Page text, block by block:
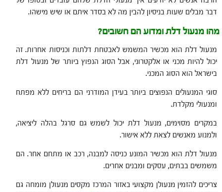
דבר מבלים שעות בניסיון להבין מה לא בסדר איתם או שיש מישהו.
מהו מנעול דלת ומדוע הם חשובים?
מנעול דלת הוא מכשיר המשמש לאבטחת דלתות וכניסות אחרות. זה
יכול להיות מכני או אלקטרוני, אבל הסוג הנפוץ ביותר של מנעול דלת
בישראל הוא הסוג המכני.
סוגי המנעולים הנפוצים ביותר בעידן המודרני הם בריחים ללא מפתח
ומנעולי מקלדת.
במקרים מסוימים, מנעול דלת יכול לשמש גם סרגל בהלה ליציאה,
ולמנוע מאנשים לצאת ללא אישור.
מנעול דלת הוא מכשיר המונע כניסה למבנה, רכב או מתחם אחר. הם
משמשים בבתים, עסקים ומבנים אחרים.
צריכים להזמין מנעולן מקצועי באזור המרכז מקסים מנעולן מומחה גם